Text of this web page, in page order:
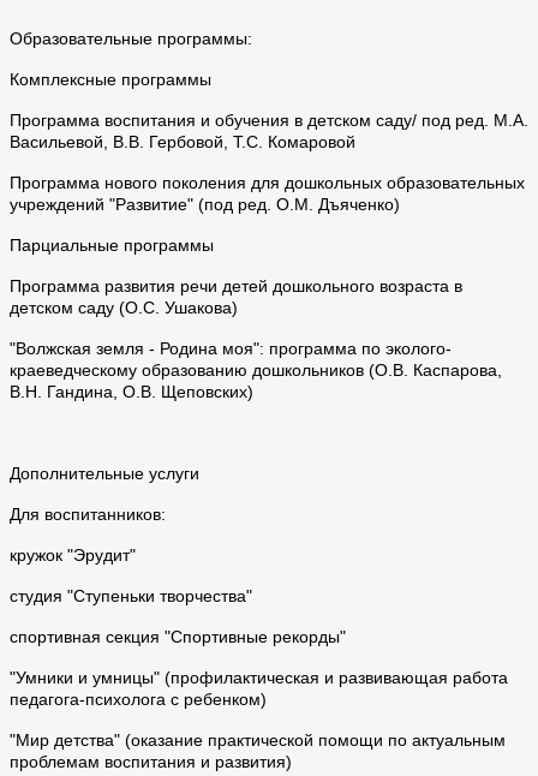
Образовательные программы:
Комплексные программы
Программа воспитания и обучения в детском саду/ под ред. М.А.
Васильевой, В.В. Гербовой, Т.С. Комаровой
Программа нового поколения для дошкольных образовательных
учреждений "Развитие" (под ред. О.М. Дъяченко)
Парциальные программы
Программа развития речи детей дошкольного возраста в
детском саду (О.С. Ушакова)
"Волжская земля - Родина моя": программа по эколого-
краеведческому образованию дошкольников (О.В. Каспарова,
В.Н. Гандина, О.В. Щеповских)
Дополнительные услуги
Для воспитанников:
кружок "Эрудит"
студия "Ступеньки творчества"
спортивная секция "Спортивные рекорды"
"Умники и умницы" (профилактическая и развивающая работа
педагога-психолога с ребенком)
"Мир детства" (оказание практической помощи по актуальным
проблемам воспитания и развития)